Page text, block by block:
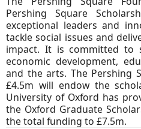
Pershing Square
exceptional leaders and
tackle social issues and
impact. It is committed to
economic development,
and the arts. The Pershing
£4.5m will endow the
University of Oxford has
the Oxford Graduate
the total funding to £7.5m.